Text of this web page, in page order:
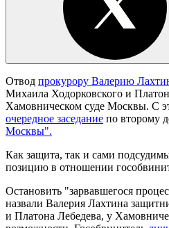
Отвод прокурору Валерию
Михаила Ходорковского и
Хамовническом суде Москвы. С
очередное заседание по второму
Москвы".
Как защита, так и сами
позицию в отношении
Остановить "зарвавшегося
назвали Валерия Лахтина
и Платона Лебедева, у